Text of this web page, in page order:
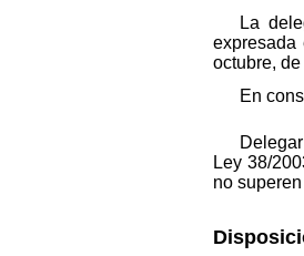
La
expresada
octubre,
En
Ley 38/
no